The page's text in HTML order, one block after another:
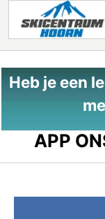
Heb je een
APP